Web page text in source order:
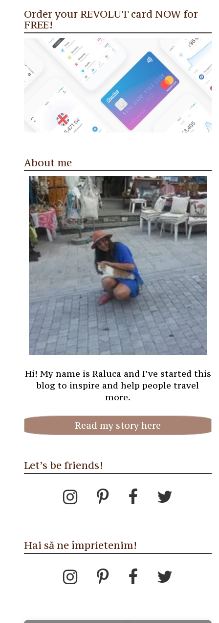
Order your REVOLUT card NOW for
FREE!
About me
Hi! My name is Raluca and I’ve started this
blog to inspire and help people travel
more.
Read my story here
Let’s be friends!
Hai să ne împrietenim!